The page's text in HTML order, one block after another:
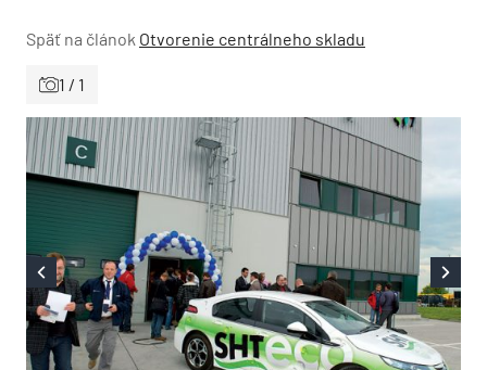
Späť na článok Otvorenie centrálneho skladu
1 / 1